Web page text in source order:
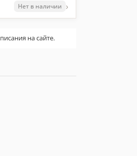
Нет в наличии ›
на сайте.